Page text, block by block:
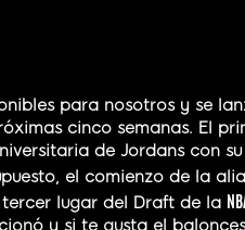
para nosotros y se
cinco semanas. El
de Jordans con
el comienzo de la
lugar del Draft de la
y si te gusta el